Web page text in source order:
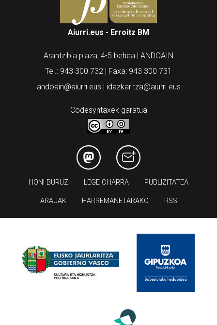
Aiurri.eus - Erroitz BM
Arantzibia plaza, 4-5 behea | ANDOAIN
Tel.: 943 300 732 | Faxa: 943 300 731
andoain@aiurri.eus | idazkaritza@aiurri.eus
Codesyntaxek garatua
HONI BURUZ LEGE OHARRA PUBLIZITATEA
ARAUAK HARREMANETARAKO RSS